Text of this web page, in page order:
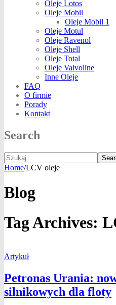
Oleje Lotos
Oleje Mobil
Oleje Mobil 1
Oleje Motul
Oleje Ravenol
Oleje Shell
Oleje Total
Oleje Valvoline
Inne Oleje
FAQ
O firmie
Porady
Kontakt
Search
Home/LCV oleje
Blog
Tag Archives:
Artykuł
Petronas Urania:
silnikowych dla floty